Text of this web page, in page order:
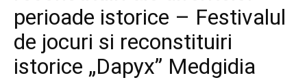
perioade istorice – Festivalul
de jocuri si reconstituiri
istorice „Dapyx” Medgidia